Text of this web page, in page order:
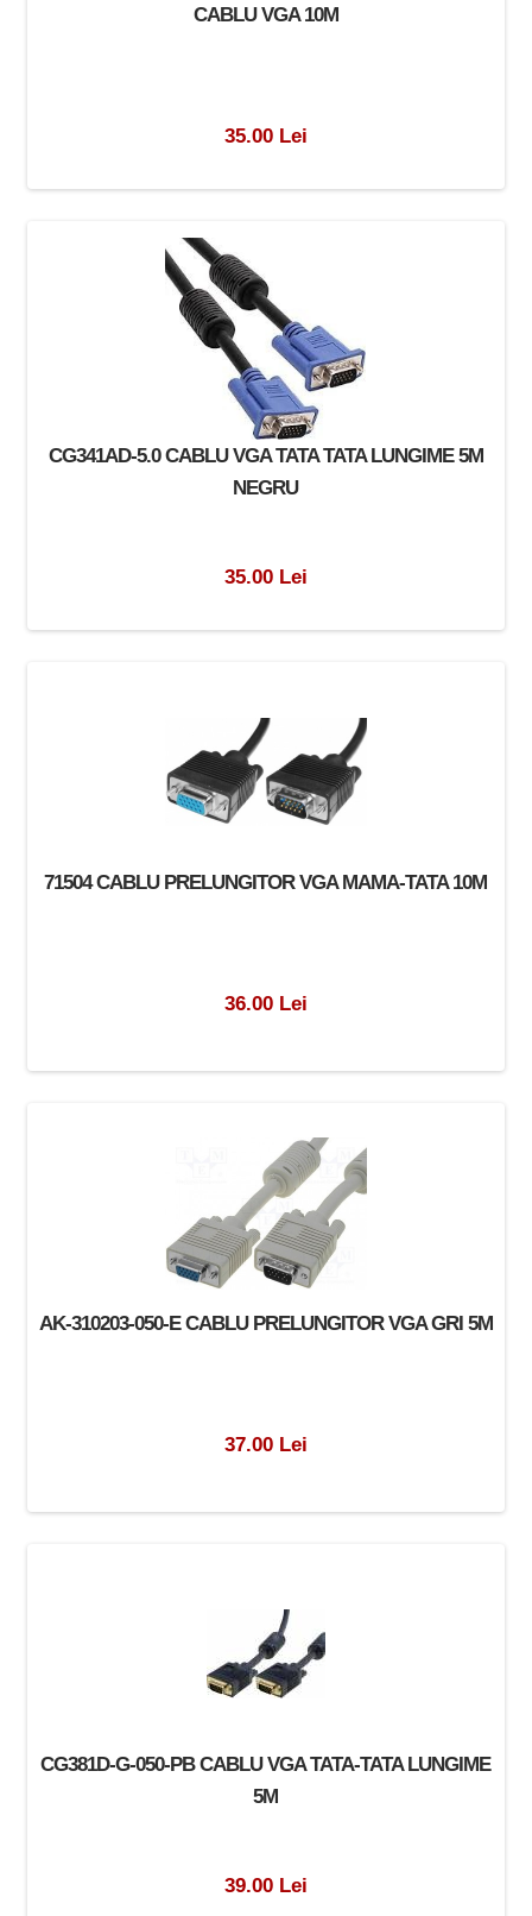
CABLU VGA 10M
35.00 Lei
CG341AD-5.0 CABLU VGA TATA TATA LUNGIME 5M
NEGRU
35.00 Lei
71504 CABLU PRELUNGITOR VGA MAMA-TATA 10M
36.00 Lei
AK-310203-050-E CABLU PRELUNGITOR VGA GRI 5M
37.00 Lei
CG381D-G-050-PB CABLU VGA TATA-TATA LUNGIME
5M
39.00 Lei